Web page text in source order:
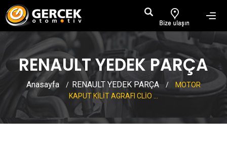
RENAULT YEDEK PARÇA
Anasayfa / RENAULT YEDEK PARÇA /
MOTOR
KAPUT KİLİT AGRAFI CLİO ...